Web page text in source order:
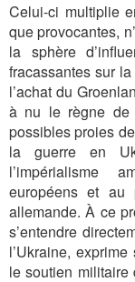
Celui-ci multiplie
que provocantes,
la sphère
fracassantes sur
l’achat du
à nu le règne
possibles proies
la guerre en
l’impérialisme
européens et au
allemande. À ce
s’entendre
l’Ukraine,
le soutien